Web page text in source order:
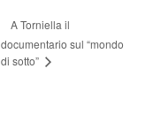
A Torniella il
documentario sul “mondo
di sotto”